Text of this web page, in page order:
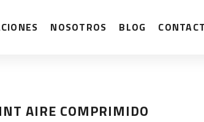
NOSOTROS BLOG
AIRE COMPRIMIDO